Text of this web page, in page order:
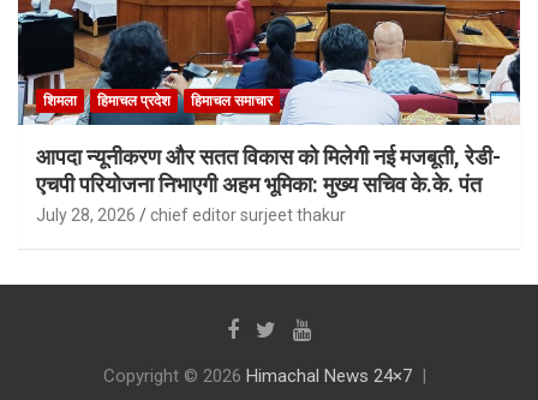
शिमला हिमाचल प्रदेश हिमाचल समाचार
आपदा न्यूनीकरण और सतत विकास को मिलेगी नई मजबूती, रेडी-
एचपी परियोजना निभाएगी अहम भूमिका: मुख्य सचिव के.के. पंत
July 28, 2026 chief editor surjeet thakur
Copyright © 2026 Himachal News 24×7